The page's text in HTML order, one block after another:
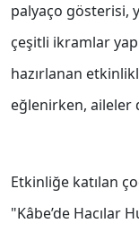
palyaço gösterisi,
çeşitli ikramlar
hazırlanan
eğlenirken, aileler
Etkinliğe katılan
"Kâbe’de Hacılar